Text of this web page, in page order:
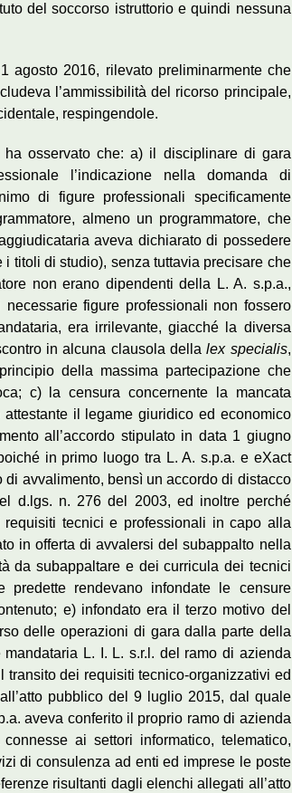
del soccorso istruttorio e quindi nessuna
agosto 2016, rilevato preliminarmente che
l’ammissibilità del ricorso principale,
respingendole.
osservato che: a) il disciplinare di gara
l’indicazione nella domanda di
di figure professionali specificamente
almeno un programmatore, che
aveva dichiarato di possedere
titoli di studio), senza tuttavia precisare che
non erano dipendenti della L. A. s.p.a.,
figure professionali non fossero
era irrilevante, giacché la diversa
in alcuna clausola dellalex specialis,
della massima partecipazione che
c) la censura concernente la mancata
il legame giuridico ed economico
all’accordo stipulato in data 1 giugno
in primo luogo tra L. A. s.p.a. e eXact
di avvalimento, bensì un accordo di distacco
d.lgs. n. 276 del 2003, ed inoltre perché
tecnici e professionali in capo alla
in offerta di avvalersi del subappalto nella
da subappaltare e dei curricula dei tecnici
rendevano infondate le censure
e) infondato era il terzo motivo del
delle operazioni di gara dalla parte della
mandataria L. I. L. s.r.l. del ramo di azienda
dei requisiti tecnico-organizzativi ed
pubblico del 9 luglio 2015, dal quale
aveva conferito il proprio ramo di azienda
ai settori informatico, telematico,
di consulenza ad enti ed imprese le poste
risultanti dagli elenchi allegati all’atto